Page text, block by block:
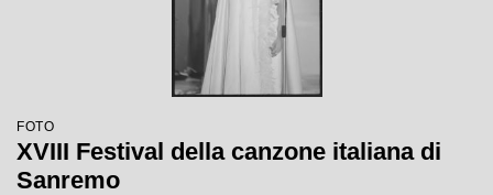
FOTO
XVIII Festival della canzone italiana di
Sanremo